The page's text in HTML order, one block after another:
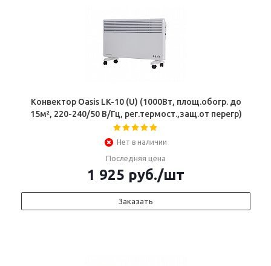
Конвектор Oasis LK-10 (U) (1000Вт, площ.обогр. до
15м², 220-240/50 В/Гц, рег.термост.,защ.от перегр)
Нет в наличии
Последняя цена
1 925 руб./шт
Заказать